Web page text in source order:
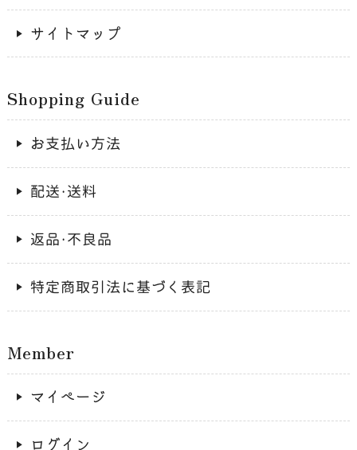
サイトマップ
Shopping Guide
お支払い方法
配送・送料
返品・不良品
特定商取引法に基づく表記
Member
マイページ
ログイン